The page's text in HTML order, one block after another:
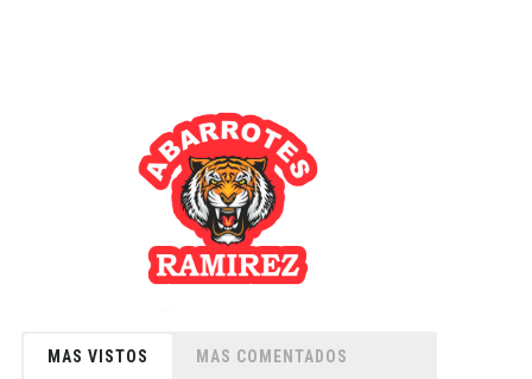
MAS VISTOS MAS COMENTADOS